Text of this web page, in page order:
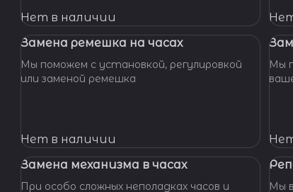
стрелки, метки, камни. Восстановим
крепления циферблата к механизму.
Нет в наличии
Замена ремешка на часах
Мы поможем с установкой, регулировкой
или заменой ремешка
Нет в наличии
Мы
Замена механизма в часах
При особо сложных неполадках часов и Мы